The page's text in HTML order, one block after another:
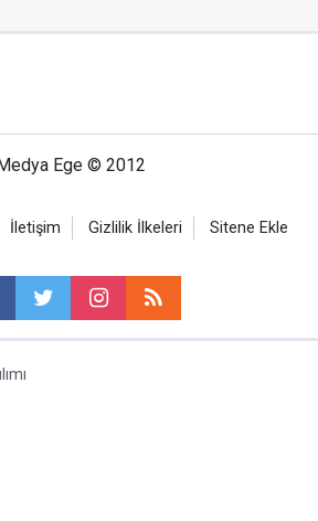
Ege © 2012
İletişim Gizlilik İlkeleri Sitene Ekle